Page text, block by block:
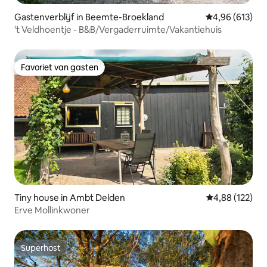
Gastenverblijf in Beemte-Broekland Gemiddelde
4,96 (613)
't Veldhoentje - B&B/Vergaderruimte/Vakantiehuis
Favoriet van gasten
Favoriet van gasten
Tiny house in Ambt Delden Gemiddelde
4,88 (122)
Erve Mollinkwoner
Superhost
Superhost